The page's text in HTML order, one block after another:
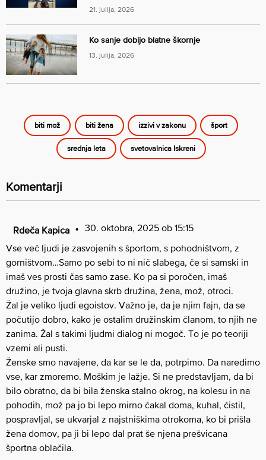
21. julija, 2026
Ko sanje dobijo blatne škornje
13. julija, 2026
biti mož biti žena izzivi v zakonu šport
srednja leta svetovalnica Iskreni
Komentarji
Rdeča Kapica
30. oktobra, 2025 ob 15:15
Vse več ljudi je zasvojenih s športom, s pohodništvom, z
gorništvom…Samo po sebi to ni nič slabega, če si samski in
imaš ves prosti čas samo zase. Ko pa si poročen, imaš
družino, je tvoja glavna skrb družina, žena, mož, otroci.
Žal je veliko ljudi egoistov. Važno je, da je njim fajn, da se
počutijo dobro, kako je ostalim družinskim članom, to njih ne
zanima. Žal s takimi ljudmi dialog ni mogoč. To je po teoriji
vzemi ali pusti.
Ženske smo navajene, da kar se le da, potrpimo. Da naredimo
vse, kar zmoremo. Moškim je lažje. Si ne predstavljam, da bi
bilo obratno, da bi bila ženska stalno okrog, na kolesu in na
pohodih, mož pa jo bi lepo mirno čakal doma, kuhal, čistil,
pospravljal, se ukvarjal z najstniškima otrokoma, ko bi prišla
žena domov, pa ji bi lepo dal prat še njena prešvicana
športna oblačila.